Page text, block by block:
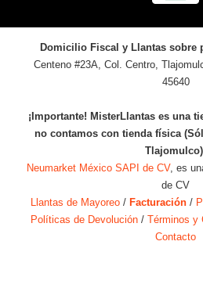
Domicilio Fiscal y Llantas sobre
Centeno #23A, Col. Centro,
45640
¡Importante! MisterLlantas es una
no contamos con tienda física
Neumarket México SAPI de CV, es
de CV
Llantas de Mayoreo/ Facturación/
Políticas de Devolución / Términos y
Contacto